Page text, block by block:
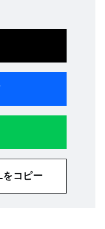
をコピー